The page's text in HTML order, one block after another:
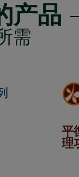
产品
需
平
理